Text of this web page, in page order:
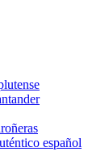
español